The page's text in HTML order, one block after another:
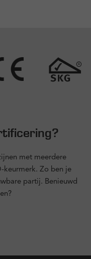
met meerdere
keurmerk. Zo ben je
partij. Benieuwd